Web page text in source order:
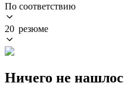
По соответствию
20 резюме
Ничего не